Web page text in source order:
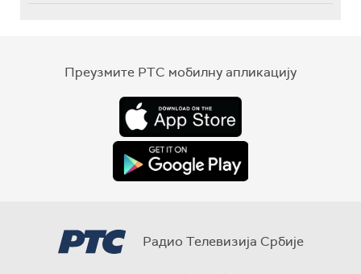
Преузмите РТС мобилну апликацију
Радио Телевизија Србије